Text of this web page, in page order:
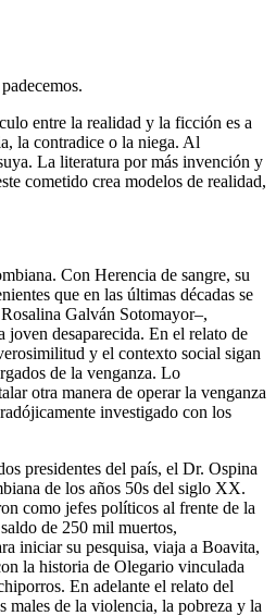
entre la realidad y la ficción es a
la contradice o la niega. Al
La literatura por más invención y
cometido crea modelos de realidad,
Con Herencia de sangre, su
que en las últimas décadas se
Galván Sotomayor–,
desaparecida. En el relato de
y el contexto social sigan
de la venganza. Lo
otra manera de operar la venganza
investigado con los
presidentes del país, el Dr. Ospina
de los años 50s del siglo XX.
como jefes políticos al frente de la
de 250 mil muertos,
iniciar su pesquisa, viaja a Boavita,
la historia de Olegario vinculada
En adelante el relato del
males de la violencia, la pobreza y la